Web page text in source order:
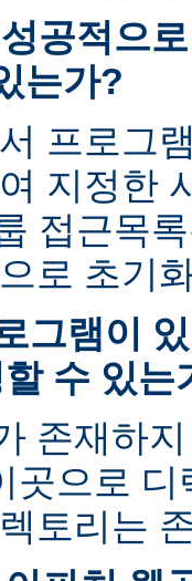
공적으
는가?
프로그
지정한
접근목
로 초기
그램이
수 있는
존재하
곳으로
토리는